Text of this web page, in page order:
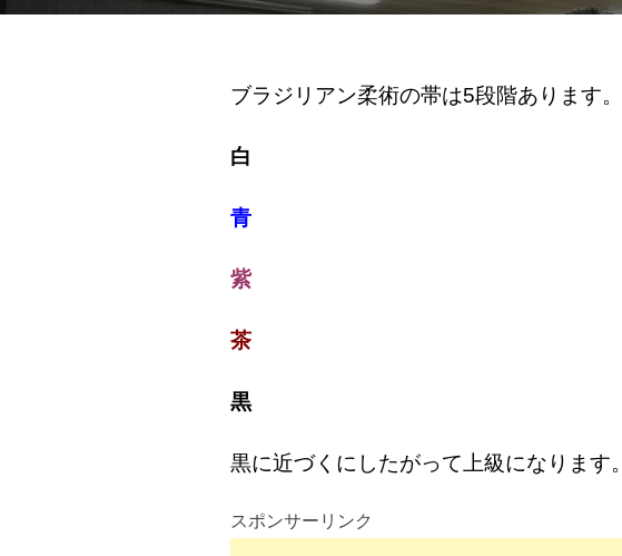
ブラジリアン柔術の帯は5段階あります。
白
青
紫
茶
黒
黒に近づくにしたがって上級になります。
スポンサーリンク